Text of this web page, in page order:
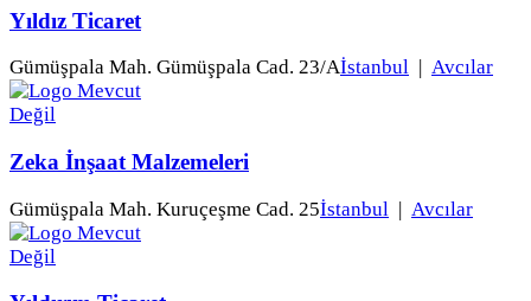
Yıldız Ticaret
Gümüşpala Mah. Gümüşpala Cad. 23/Aİstanbul Avcılar
Zeka İnşaat Malzemeleri
Gümüşpala Mah. Kuruçeşme Cad. 25İstanbul | Avcılar